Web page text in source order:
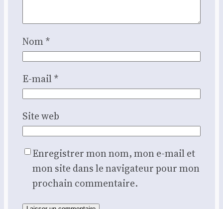
Nom*
E-mail*
Site web
Enregistrer mon nom, mon e-mail et
mon site dans le navigateur pour mon
prochain commentaire.